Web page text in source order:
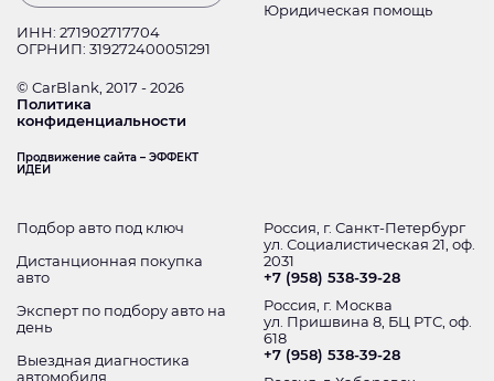
ИНН: 271902717704
ОГРНИП: 319272400051291
© CarBlank, 2017 - 2026
Политика
конфиденциальности
Продвижение сайта – ЭФФЕКТ
ИДЕИ
Юридическая помощь
Подбор авто под ключ
Дистанционная покупка
авто
Эксперт по подбору авто на
день
Выездная диагностика
автомобиля
Россия, г. Санкт-Петербург
ул. Социалистическая 21, оф.
2031
+7 (958) 538-39-28
Россия, г. Москва
ул. Пришвина 8, БЦ РТС, оф.
618
+7 (958) 538-39-28